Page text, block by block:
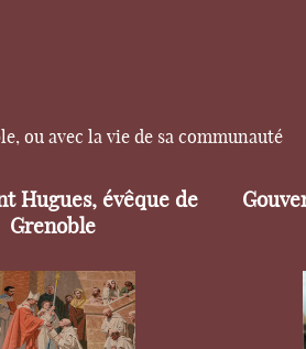
ou avec la vie de sa communauté
Hugues, évêque de
Grenoble